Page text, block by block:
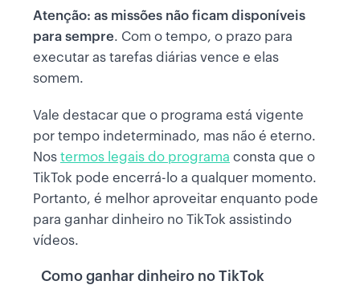
Atenção: as missões não ficam disponíveis
para sempre. Com o tempo, o prazo para
executar as tarefas diárias vence e elas
somem.
Vale destacar que o programa está vigente
por tempo indeterminado, mas não é eterno.
Nos termos legais do programa consta que o
TikTok pode encerrá-lo a qualquer momento.
Portanto, é melhor aproveitar enquanto pode
para ganhar dinheiro no TikTok assistindo
vídeos.
Como ganhar dinheiro no TikTok